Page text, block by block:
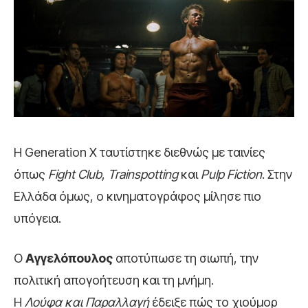
Η Generation X ταυτίστηκε διεθνώς με ταινίες
όπως Fight Club, TrainspottingκαιPulp Fiction. Στην
Ελλάδα όμως, ο κινηματογράφος μίλησε πιο
υπόγεια.
ΟΑγγελόπουλος αποτύπωσε τη σιωπή, την
πολιτική απογοήτευση και τη μνήμη.
Η Λούφα και Παραλλαγήέδειξε πώς το χιούμορ